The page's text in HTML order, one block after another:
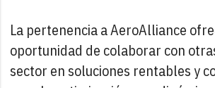
La pertenencia a AeroAlliance
oportunidad de colaborar con
sector en soluciones rentables y